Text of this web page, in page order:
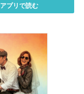
アプリで読む